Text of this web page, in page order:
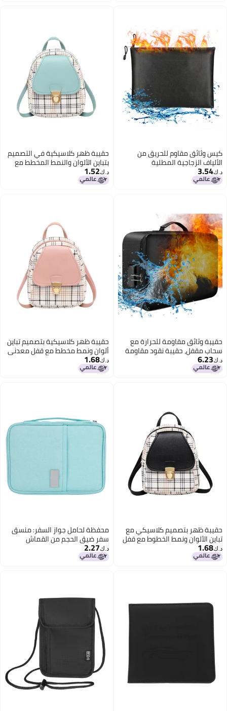
كيس وثائق مقاوم للحريق من
الألياف الزجاجية المطلية
بالسيليكون، كيس نقود مقاوم
للحريق والماء مع إغلاق سحابي،
د.ك‏3.54
حقيبة ظهر كلاسيكية في التصميم
بتباين الألوان والنمط المخطط مع
قفل معدني ذهبي، حقيبة ظهر
يومية للنساء للخروج والعمل
د.ك‏1.52
حقيبة وثائق مقاومة للحرارة مع
سحاب مقفل، حقيبة نقود مقاومة
للحرارة والماء، حقيبة تخزين ومنظم،
حقيبة آمنة منزلية ومكتبية
د.ك‏6.23
حقيبة ظهر كلاسيكية بتصميم تباين
ألوان ونمط مخطط مع قفل معدني
ذهبي، حقيبة ظهر يومية للنساء
للتجول والعمل
د.ك‏1.68
حقيبة ظهر بتصميم كلاسيكي مع
تباين الألوان ونمط الخطوط مع قفل
معدني ذهبي، حقيبة ظهر يومية
للنساء للخروج والعمل
د.ك‏1.68
محفظة لحامل جواز السفر: منسق
سفر ضيق الحجم من القماش
الأكسود المائي ومتين مع أرفوعة
متعددة - منسق وثائق خفيف الوزن
د.ك‏2.27